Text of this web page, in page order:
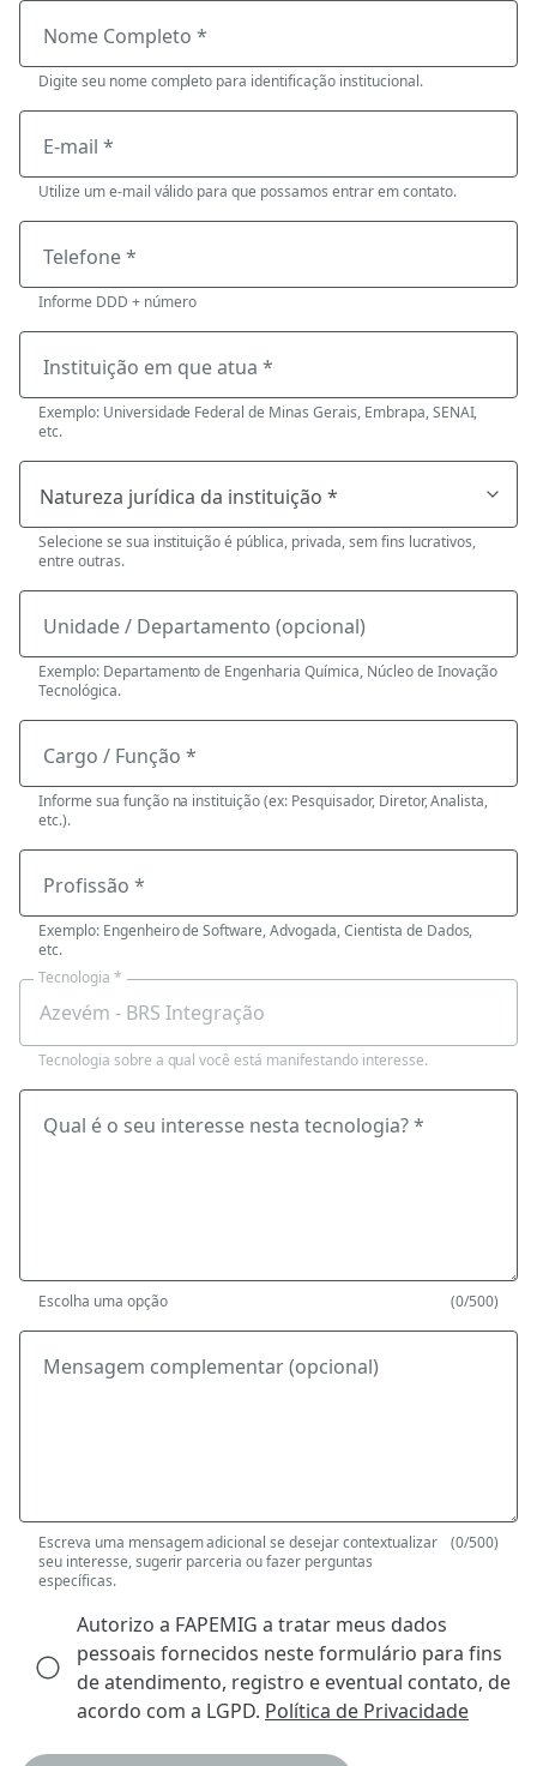
Nome Completo *
Digite seu nome completo para identificação institucional.
E-mail *
Utilize um e-mail válido para que possamos entrar em contato.
Telefone *
Informe DDD + número
Instituição em que atua *
Exemplo: Universidade Federal de Minas Gerais, Embrapa, SENAI,
etc.
Selecione se sua instituição é pública, privada, sem fins lucrativos,
entre outras.
Unidade / Departamento (opcional)
Exemplo: Departamento de Engenharia Química, Núcleo de Inovação
Tecnológica.
Cargo / Função *
Informe sua função na instituição (ex: Pesquisador, Diretor, Analista,
etc.).
Profissão *
Exemplo: Engenheiro de Software, Advogada, Cientista de Dados,
etc.
Tecnologia *
Tecnologia sobre a qual você está manifestando interesse.
Qual é o seu interesse nesta tecnologia? *
Escolha uma opção (0/500)
Mensagem complementar (opcional)
Escreva uma mensagem adicional se desejar contextualizar
seu interesse, sugerir parceria ou fazer perguntas
específicas.
(0/500)
Autorizo a FAPEMIG a tratar meus dados
pessoais fornecidos neste formulário para fins
de atendimento, registro e eventual contato, de
acordo com a LGPD. Política de Privacidade